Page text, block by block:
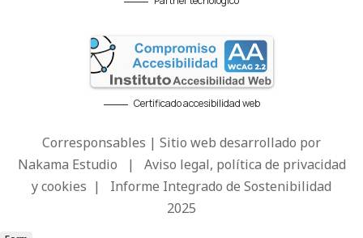
Certificado accesibilidad web
Corresponsables | Sitio web desarrollado por
Nakama Estudio | Aviso legal, política de privacidad
y cookies | Informe Integrado de Sostenibilidad
2025